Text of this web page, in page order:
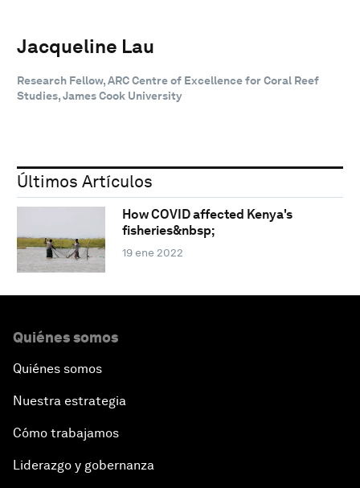
Jacqueline Lau
Research Fellow, ARC Centre of Excellence for Coral Reef
Studies, James Cook University
Últimos Artículos
How COVID affected Kenya's
fisheries&nbsp;
19 ene 2022
Quiénes somos
Quiénes somos
Nuestra estrategia
Cómo trabajamos
Liderazgo y gobernanza